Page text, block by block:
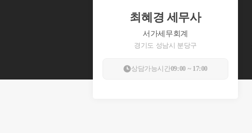
최혜경 세무사
서가세무회계
경기도 성남시 분당구
상담가능시간09:00 ~ 17:00